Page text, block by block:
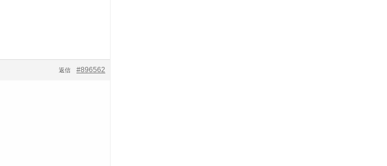
#896562
返信